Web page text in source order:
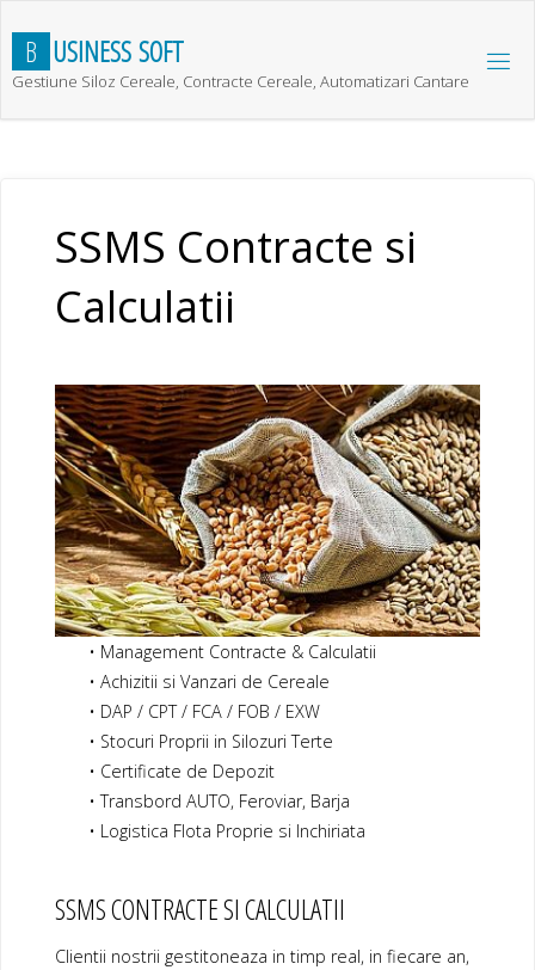
content
B USINESS SOFT
Gestiune Siloz Cereale, Contracte Cereale, Automatizari Cantare
SSMS Contracte si
Calculatii
• Management Contracte & Calculatii
• Achizitii si Vanzari de Cereale
• DAP / CPT / FCA / FOB / EXW
• Stocuri Proprii in Silozuri Terte
• Certificate de Depozit
• Transbord AUTO, Feroviar, Barja
• Logistica Flota Proprie si Inchiriata
SSMS CONTRACTE SI CALCULATII
Clientii nostrii gestitoneaza in timp real, in fiecare an,